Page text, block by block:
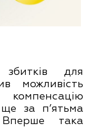
для
можливість
за п’ятьма
Вперше така